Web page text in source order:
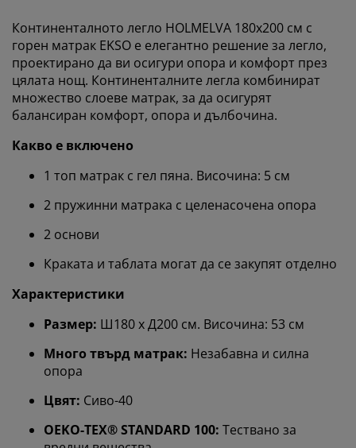
Континенталното легло HOLMELVA 180x200 см с
горен матрак EKSO е елегантно решение за легло,
проектирано да ви осигури опора и комфорт през
цялата нощ. Континенталните легла комбинират
множество слоеве матрак, за да осигурят
балансиран комфорт, опора и дълбочина.
Какво е включено
1 топ матрак с гел пяна. Височина: 5 см
2 пружинни матрака с целенасочена опора
2 основи
Краката и таблата могат да се закупят отделно
Характеристики
Размер: Ш180 x Д200 см. Височина: 53 см
Много твърд матрак: Незабавна и силна
опора
Цвят: Сиво-40
OEKO-TEX® STANDARD 100: Тествано за